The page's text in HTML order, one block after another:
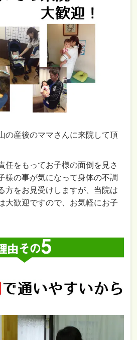
の産後のママさんに来院して頂
任をもってお子様の面倒を見さ
様の事が気になって身体の不調
方をお見受けしますが、当院は
大歓迎ですので、お気軽にお子